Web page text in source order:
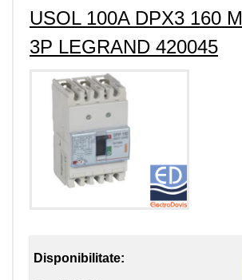
USOL 100A DPX3 160
3P LEGRAND 420045
Disponibilitate: